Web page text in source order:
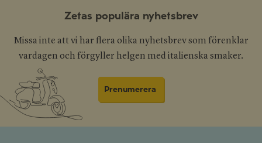
Zetas populära nyhetsbrev
Missa inte att vi har flera olika nyhetsbrev som förenklar
vardagen och förgyller helgen med italienska smaker.
Prenumerera